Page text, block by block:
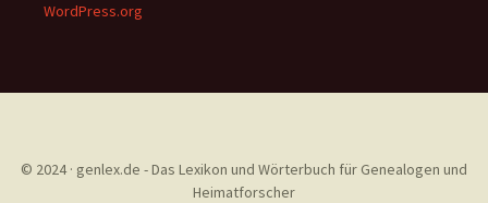
WordPress.org
© 2024 · genlex.de - Das Lexikon und Wörterbuch für Genealogen und
Heimatforscher